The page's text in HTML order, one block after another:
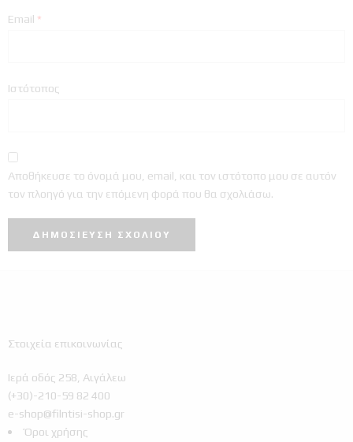
Email *
Ιστότοπος
Αποθήκευσε το όνομά μου, email, και τον ιστότοπο μου σε αυτόν
τον πλοηγό για την επόμενη φορά που θα σχολιάσω.
Στοιχεία επικοινωνίας
Ιερά οδός 258, Αιγάλεω
(+30)-210-59 82 400
e-shop@filntisi-shop.gr
Όροι χρήσης